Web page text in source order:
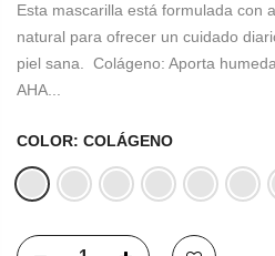
Esta mascarilla está formulada con
natural para ofrecer un cuidado
piel sana. Colágeno: Aporta
AHA...
COLOR: COLÁGENO